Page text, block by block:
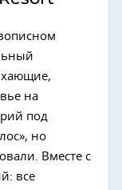
на
под
но
Вместе с
все